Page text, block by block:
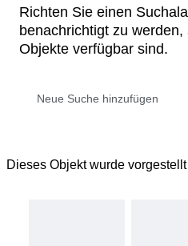
Richten Sie einen
benachrichtigt zu
Objekte verfügbar sind.
Dieses Objekt wurde vorgestellt